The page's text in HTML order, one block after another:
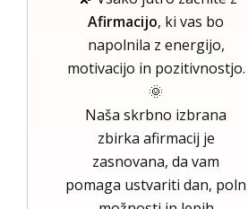
Afirmacijo, ki vas bo
napolnila z energijo,
motivacijo in pozitivnostjo.
🌞
Naša skrbno izbrana
zbirka afirmacij je
zasnovana, da vam
pomaga ustvariti dan, poln